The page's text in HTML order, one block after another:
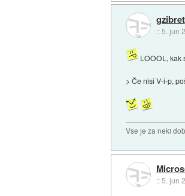
gzibret
:: 5. jun
LOOOL, kak
> Če nisi V-i-p,
Vse je za neki
::5. jun